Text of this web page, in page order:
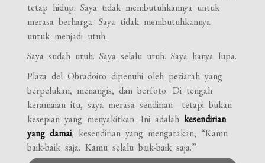
tetap hidup. Saya tidak membutuhkannya untuk
merasa berharga. Saya tidak membutuhkannya
untuk menjadi utuh.
Saya sudah utuh. Saya selalu utuh. Saya hanya lupa.
Plaza del Obradoiro dipenuhi oleh peziarah yang
berpelukan, menangis, dan berfoto. Di tengah
keramaian itu, saya merasa sendirian—tetapi bukan
kesepian yang menyakitkan. Ini adalahkesendirian
yang damai, kesendirian yang mengatakan, “Kamu
baik-baik saja. Kamu selalu baik-baik saja.”